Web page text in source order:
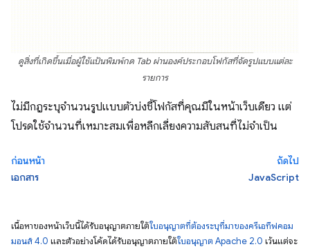
ดูสิ่งที่เกิดขึ้นเมื่อผู้ใช้แป้นพิมพ์กด Tab ผ่านองค์ประกอบโฟกัสที่จัดรูปแบบแต่ละ
รายการ
ไม่มีกฎระบุจำนวนรูปแบบตัวบ่งชี้โฟกัสที่คุณมีในหน้าเว็บเดียว แต่
โปรดใช้จำนวนที่เหมาะสมเพื่อหลีกเลี่ยงความสับสนที่ไม่จำเป็น
ก่อนหน้า
เอกสาร
ถัดไป
JavaScript
เนื้อหาของหน้าเว็บนี้ได้รับอนุญาตภายใต้ใบอนุญาตที่ต้องระบุที่มาของครีเอทีฟคอม
มอนส์ 4.0 และตัวอย่างโค้ดได้รับอนุญาตภายใต้ใบอนุญาต Apache 2.0 เว้นแต่จะ